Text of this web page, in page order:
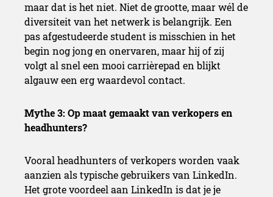
maar dat is het niet. Niet de grootte, maar wél de
diversiteit van het netwerk is belangrijk. Een
pas afgestudeerde student is misschien in het
begin nog jong en onervaren, maar hij of zij
volgt al snel een mooi carrièrepad en blijkt
algauw een erg waardevol contact.
Mythe 3: Op maat gemaakt van verkopers en
headhunters?
Vooral headhunters of verkopers worden vaak
aanzien als typische gebruikers van LinkedIn.
Het grote voordeel aan LinkedIn is dat je je